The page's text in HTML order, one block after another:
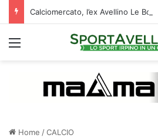
Menu
Home /CALCIO